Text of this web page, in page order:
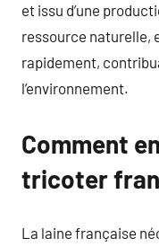
et issu d’une
ressource naturelle,
rapidement,
l’environnement.
Comment
tricoter
La laine française